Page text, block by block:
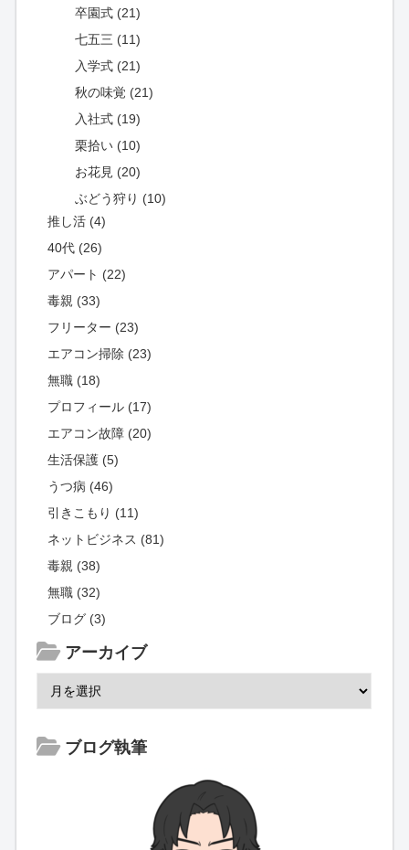
卒園式 (21)
七五三 (11)
入学式 (21)
秋の味覚 (21)
入社式 (19)
栗拾い (10)
お花見 (20)
ぶどう狩り (10)
推し活 (4)
40代 (26)
アパート (22)
毒親 (33)
フリーター (23)
エアコン掃除 (23)
無職 (18)
プロフィール (17)
エアコン故障 (20)
生活保護 (5)
うつ病 (46)
引きこもり (11)
ネットビジネス (81)
毒親 (38)
無職 (32)
ブログ (3)
アーカイブ
ブログ執筆